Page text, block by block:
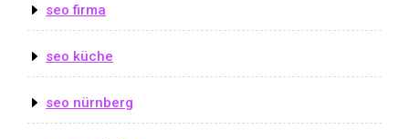
seo firma
seo küche
seo nürnberg